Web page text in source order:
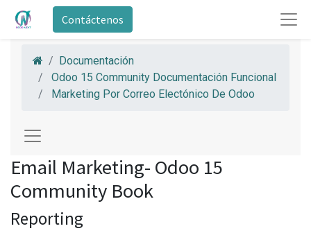
Contáctenos
Documentación
Odoo 15 Community Documentación Funcional
Marketing Por Correo Electónico De Odoo
Email Marketing- Odoo 15
Community Book
Reporting